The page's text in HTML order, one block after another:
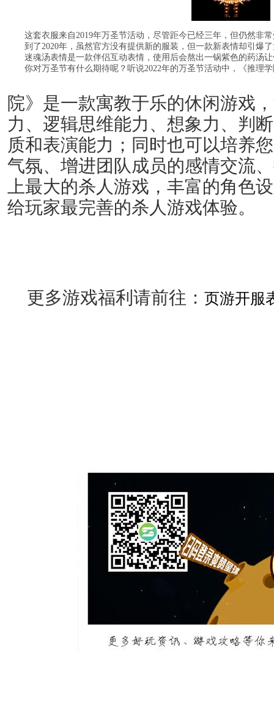
这套衣服来自2019年万圣节活动，尽管距今已经三年，但仍然非
到了2020年，虽然官方没有提供新的服装，但一款新表情却引爆
迷魂汤表情是一款伴侣互动表情，使用后会熬出一锅紫色的药汤
你对万圣节有什么期待呢？听说2022年的万圣节活动中，《推理
院》是一款寓教于乐的休闲游戏
力、逻辑思维能力、想象力、判
质和表演能力；同时也可以培养
气氛、增进团队成员的感情交流
上最大的杀人游戏，丰富的角色
给玩家最完善的杀人游戏体验。
更多游戏福利请前往： 页游开服